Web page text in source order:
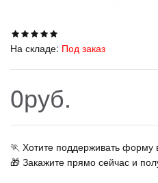
На складе: Под заказ
0руб.
🏃‍ Хотите поддерживать форму
🎁 Закажите прямо сейчас и